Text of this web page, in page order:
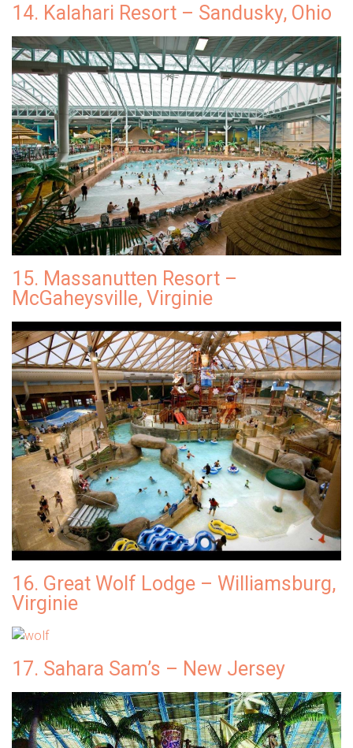
14. Kalahari Resort – Sandusky, Ohio
15. Massanutten Resort –
McGaheysville, Virginie
16. Great Wolf Lodge – Williamsburg,
Virginie
17. Sahara Sam’s – New Jersey